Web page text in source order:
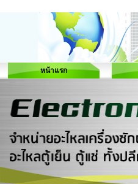
หน้าแรก